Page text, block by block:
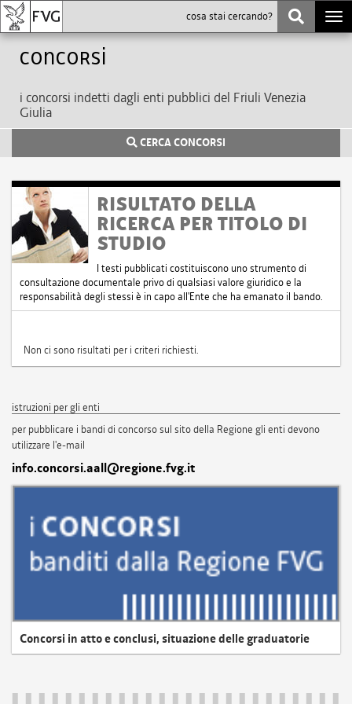
Concorsi
i concorsi indetti dagli enti pubblici del Friuli Venezia
Giulia
CERCA CONCORSI
RISULTATO DELLA
RICERCA PER TITOLO DI
STUDIO
I testi pubblicati costituiscono uno strumento di
consultazione documentale privo di qualsiasi valore giuridico e la
responsabilità degli stessi è in capo all'Ente che ha emanato il bando.
Non ci sono risultati per i criteri richiesti.
istruzioni per gli enti
per pubblicare i bandi di concorso sul sito della Regione gli enti devono
utilizzare l'e-mail
info.concorsi.aall@regione.fvg.it
Concorsi in atto e conclusi, situazione delle graduatorie